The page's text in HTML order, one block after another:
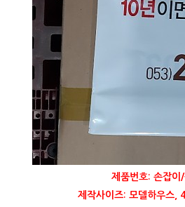
제품번호: 손잡이
제작사이즈: 모델하우스,